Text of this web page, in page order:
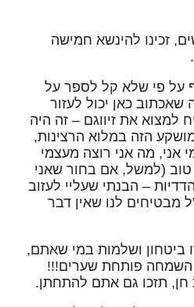
זכינו להינשא חמישה
על פי שלא קל לספר על
כאן יכול לעזור
למצוא את זיווגם – זה היה
הזה במלוא הרצינות,
אני, מה אני רוצה מעצמי
טוב (למשל, אם בחור שאני
– הבנתי שעליי לעזוב
מבטיחים לנו שאין דבר
ושלמות במי שאתם,
השמחה פותחת שערים!!!
חן, תזכו גם אתם להתחתן.